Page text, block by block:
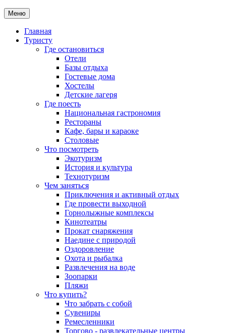
Меню
Главная
Туристу
Где остановиться
Отели
Базы отдыха
Гостевые дома
Хостелы
Детские лагеря
Где поесть
Национальная гастрономия
Рестораны
Кафе, бары и караоке
Столовые
Что посмотреть
Экотуризм
История и культура
Технотуризм
Чем заняться
Приключения и активный отдых
Где провести выходной
Горнолыжные комплексы
Кинотеатры
Прокат снаряжения
Наедине с природой
Оздоровление
Охота и рыбалка
Развлечения на воде
Зоопарки
Пляжи
Что купить?
Что забрать с собой
Сувениры
Ремесленники
Торгово - развлекательные центры